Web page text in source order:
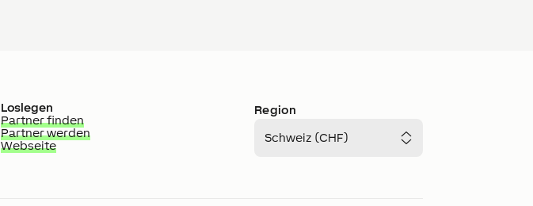
Loslegen
Partner finden
Partner werden
Webseite
Region
Schweiz (CHF)